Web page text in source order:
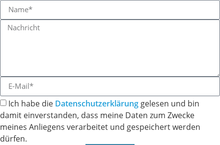
Ich habe die Datenschutzerklärung gelesen und bin
damit einverstanden, dass meine Daten zum Zwecke
meines Anliegens verarbeitet und gespeichert werden
dürfen.